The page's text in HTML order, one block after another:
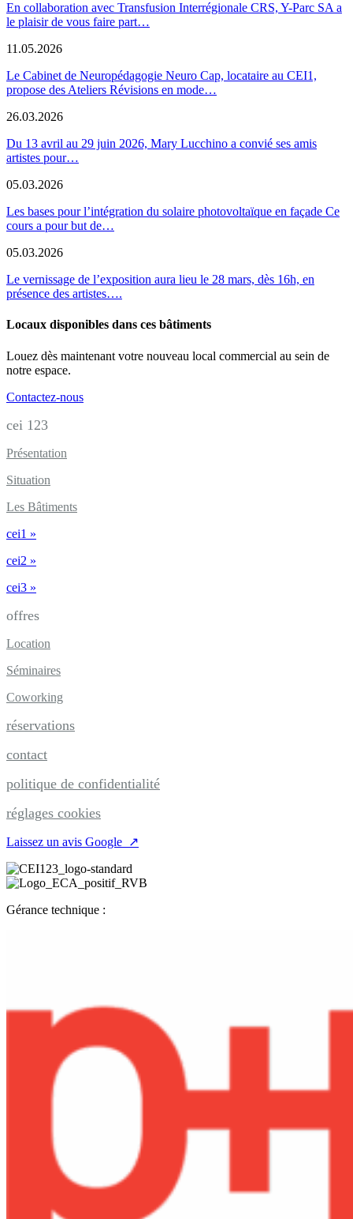
En collaboration avec Transfusion Interrégionale CRS, Y-Parc SA a
le plaisir de vous faire part…
11.05.2026
Le Cabinet de Neuropédagogie Neuro Cap, locataire au CEI1,
propose des Ateliers Révisions en mode…
26.03.2026
Du 13 avril au 29 juin 2026, Mary Lucchino a convié ses amis
artistes pour…
05.03.2026
Les bases pour l’intégration du solaire photovoltaïque en façade Ce
cours a pour but de…
05.03.2026
Le vernissage de l’exposition aura lieu le 28 mars, dès 16h, en
présence des artistes….
Locaux disponibles dans ces bâtiments
Louez dès maintenant votre nouveau local commercial au sein de
notre espace.
Contactez-nous
cei 1 23
Présentation
Situation
Les Bâtiments
cei1 »
cei2 »
cei3 »
offres
Location
Séminaires
Coworking
réservations
contact
politique de confidentialité
réglages cookies
Laissez un avis Google ↗
Gérance technique :